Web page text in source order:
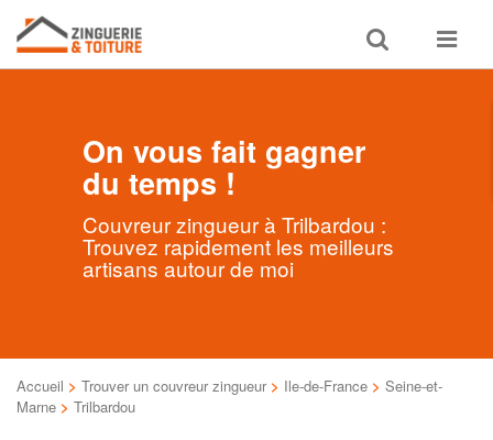
Toggle
search
Toggle
On vous fait gagner
du temps !
Couvreur zingueur à Trilbardou :
Trouvez rapidement les meilleurs
artisans autour de moi
Accueil > Trouver un couvreur zingueur > Ile-de-France > Seine-et-
Marne > Trilbardou